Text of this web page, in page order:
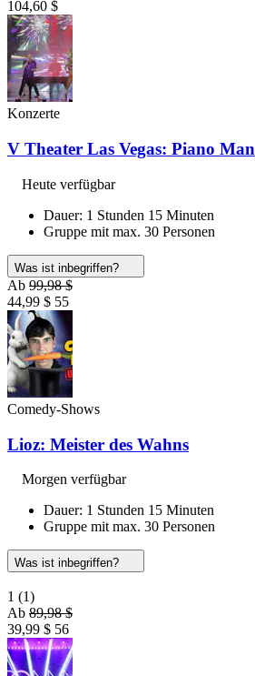
104,60 $
Konzerte
V Theater Las Vegas: Piano Man
Heute verfügbar
Dauer: 1 Stunden 15 Minuten
Gruppe mit max. 30 Personen
Was ist inbegriffen?
Ab 99,98 $
44,99 $ 55
Comedy-Shows
Lioz: Meister des Wahns
Morgen verfügbar
Dauer: 1 Stunden 15 Minuten
Gruppe mit max. 30 Personen
Was ist inbegriffen?
1 (1)
Ab 89,98 $
39,99 $ 56